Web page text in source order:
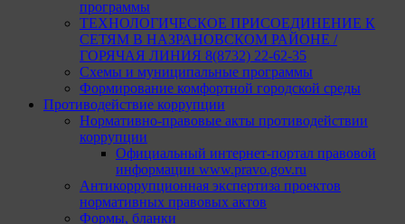
программы
ТЕХНОЛОГИЧЕСКОЕ ПРИСОЕДИНЕНИЕ К
СЕТЯМ В НАЗРАНОВСКОМ РАЙОНЕ /
ГОРЯЧАЯ ЛИНИЯ 8(8732) 22-62-35
Схемы и муниципальные программы
Формирование комфортной городской среды
Противодействие коррупции
Нормативно-правовые акты противодействии
коррупции
Официальный интернет-портал правовой
информации www.pravo.gov.ru
Антикоррупционная экспертиза проектов
нормативных правовых актов
Формы, бланки